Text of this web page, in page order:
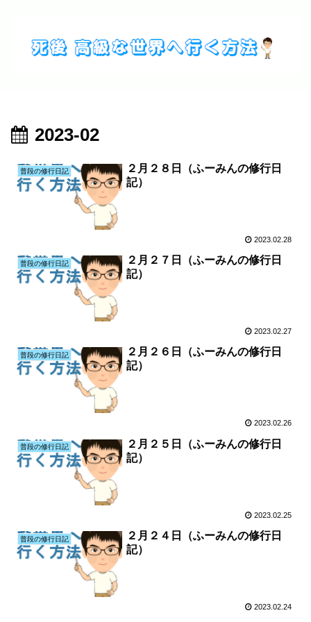
2023-02
普段の修行日記
２月２８日（ふーみんの修行日
記）
2023.02.28
普段の修行日記
２月２７日（ふーみんの修行日
記）
2023.02.27
普段の修行日記
２月２６日（ふーみんの修行日
記）
2023.02.26
普段の修行日記
２月２５日（ふーみんの修行日
記）
2023.02.25
普段の修行日記
２月２４日（ふーみんの修行日
記）
2023.02.24